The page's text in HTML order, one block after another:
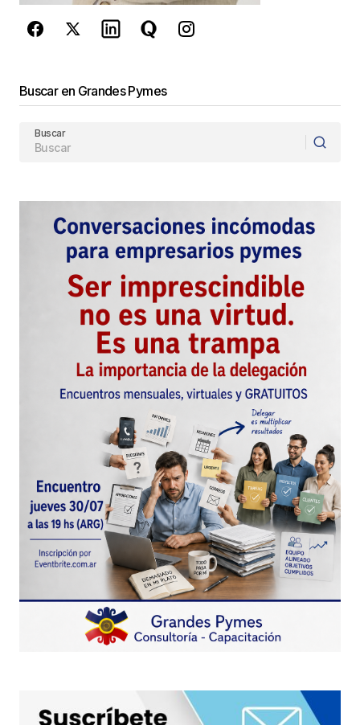
Buscar en Grandes Pymes
Buscar